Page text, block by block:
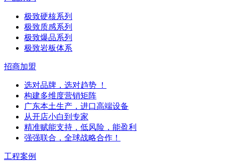
极致硬核系列
极致质感系列
极致爆品系列
极致岩板体系
招商加盟
选对品牌，选对趋势 ！
构建多维度营销矩阵
广东本土生产，进口高端设备
从开店小白到专家
精准赋能支持，低风险，能盈利
强强联合，全球战略合作！
工程案例